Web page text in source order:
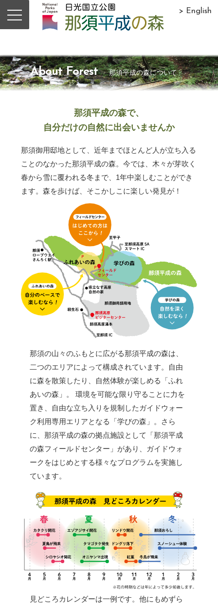
> English
About Forest 那須平成の森について
那須平成の森で、
自分だけの自然に出会いませんか
那須御用邸地として、近年までほとんど人が立ち入る
ことのなかった那須平成の森。今では、木々が芽吹く
春から雪に覆われる冬まで、1年中楽しむことができ
ます。森を歩けば、そこかしこに楽しい発見が！
那須の山々のふもとに広がる那須平成の森は、
二つのエリアによって構成されています。自由
に森を散策したり、自然体験が楽しめる「ふれ
あいの森」。 環境を可能な限り守ることに力を
置き、自由な立ち入りを規制したガイドウォー
ク利用専用エリアとなる「学びの森」。さら
に、那須平成の森の拠点施設として「那須平成
の森フィールドセンター」があり、ガイドウォ
ークをはじめとする様々なプログラムを実施し
ています。
見どころカレンダーは一例です。他にもめずら